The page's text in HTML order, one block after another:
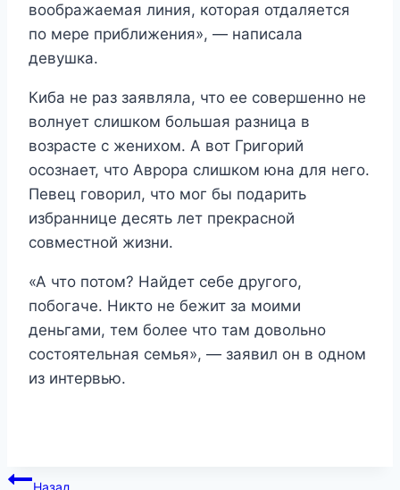
воображаемая линия, которая отдаляется
по мере приближения», — написала
девушка.
Киба не раз заявляла, что ее совершенно не
волнует слишком большая разница в
возрасте с женихом. А вот Григорий
осознает, что Аврора слишком юна для него.
Певец говорил, что мог бы подарить
избраннице десять лет прекрасной
совместной жизни.
«А что потом? Найдет себе другого,
побогаче. Никто не бежит за моими
деньгами, тем более что там довольно
состоятельная семья», — заявил он в одном
из интервью.